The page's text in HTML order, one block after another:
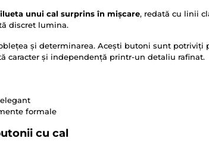
unui cal surprins în mișcare, redată cu linii
discret lumina.
și determinarea. Acești butoni sunt potriviți
caracter și independență printr-un detaliu rafinat.
formale
cu cal